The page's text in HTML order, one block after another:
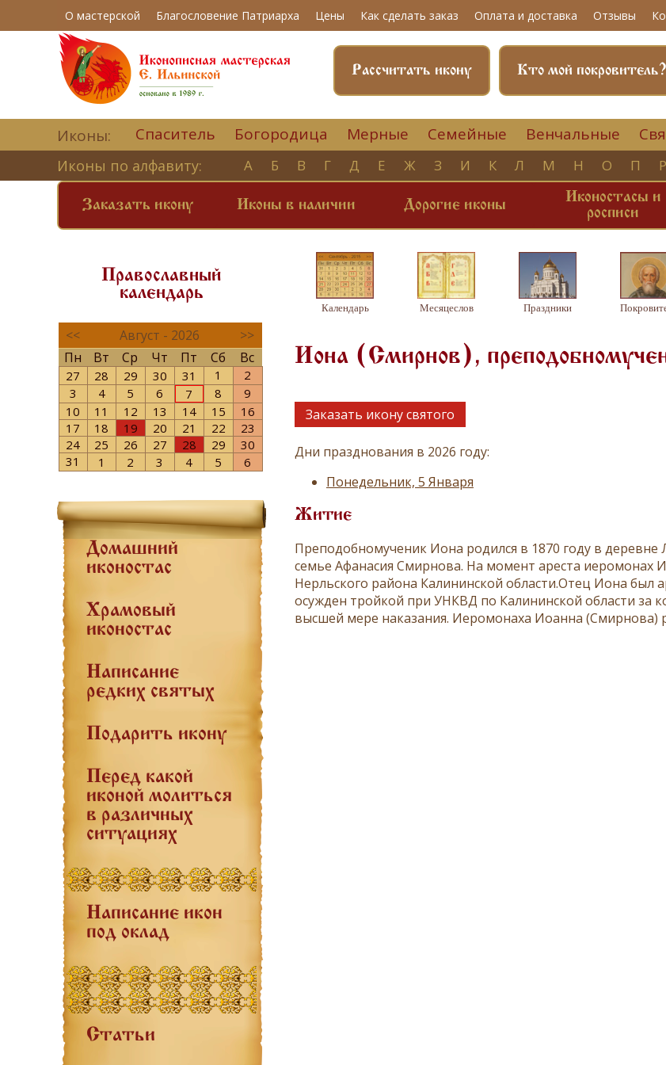
О мастерской Благословение Патриарха Цены Как сделать заказ Оплата и доставка Отзывы
Кто мой покровитель?
Рассчитать икону
Иконы: Спаситель Богородица Мерные Семейные Венчальные
Иконы по алфавиту: А Б В Г Д Е Ж З И К Л М Н О П Р
Заказать икону Иконы в наличии Дорогие иконы
Иконостасы и
росписи
Православный
календарь
<< Август - 2026
>>
Пн
Вт Ср Чт Пт Сб Вс
27 28 29 30 31 1
2
3
4 5 6 7 8
9
10
11 12 13 14 15
16
17
18 19 20 21 22
23
24
25 26 27 28 29
30
31
1 2 3 4 5 6
Домашний
иконостас
Храмовый
иконостас
Написание
редких святых
Подарить икону
Перед какой
иконой молиться
в различных
ситуациях
Написание икон
под оклад
Статьи
Календарь Месяцеслов Праздники
Иона (Смирнов),
Заказать икону святого
Дни празднования в 2026 году:
Понедельник, 5 Января
Житие
Преподобномученик Иона родился в 1870 году в
семье Афанасия Смирнова. На момент ареста
Нерльского района Калининской области.Отец Иона был
осужден тройкой при УНКВД по Калининской области за
высшей мере наказания. Иеромонаха Иоанна (Смирнова)